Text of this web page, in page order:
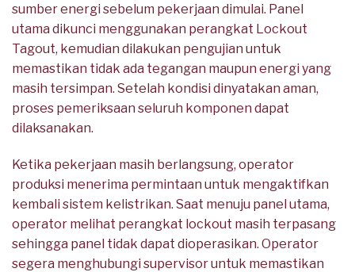
sumber energi sebelum pekerjaan dimulai. Panel
utama dikunci menggunakan perangkat Lockout
Tagout, kemudian dilakukan pengujian untuk
memastikan tidak ada tegangan maupun energi yang
masih tersimpan. Setelah kondisi dinyatakan aman,
proses pemeriksaan seluruh komponen dapat
dilaksanakan.
Ketika pekerjaan masih berlangsung, operator
produksi menerima permintaan untuk mengaktifkan
kembali sistem kelistrikan. Saat menuju panel utama,
operator melihat perangkat lockout masih terpasang
sehingga panel tidak dapat dioperasikan. Operator
segera menghubungi supervisor untuk memastikan